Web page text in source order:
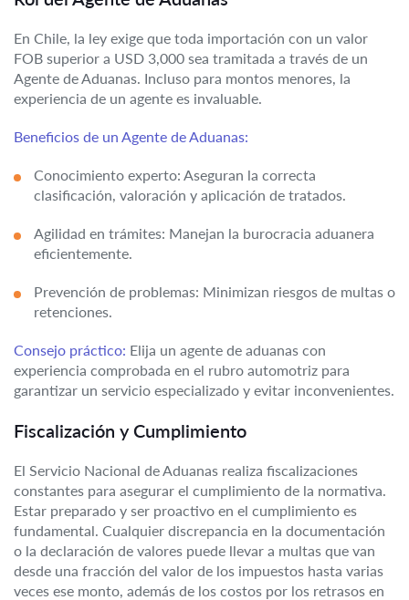
En Chile, la ley exige que toda importación con un valor
FOB superior a USD 3,000 sea tramitada a través de un
Agente de Aduanas. Incluso para montos menores, la
experiencia de un agente es invaluable.
Beneficios de un Agente de Aduanas:
Conocimiento experto: Aseguran la correcta
clasificación, valoración y aplicación de tratados.
Agilidad en trámites: Manejan la burocracia aduanera
eficientemente.
Prevención de problemas: Minimizan riesgos de multas o
retenciones.
Consejo práctico: Elija un agente de aduanas con
experiencia comprobada en el rubro automotriz para
garantizar un servicio especializado y evitar inconvenientes.
Fiscalización y Cumplimiento
El Servicio Nacional de Aduanas realiza fiscalizaciones
constantes para asegurar el cumplimiento de la normativa.
Estar preparado y ser proactivo en el cumplimiento es
fundamental. Cualquier discrepancia en la documentación
o la declaración de valores puede llevar a multas que van
desde una fracción del valor de los impuestos hasta varias
veces ese monto, además de los costos por los retrasos en